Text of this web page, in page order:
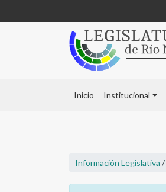
Inicio Institucional
Información Legislativa /